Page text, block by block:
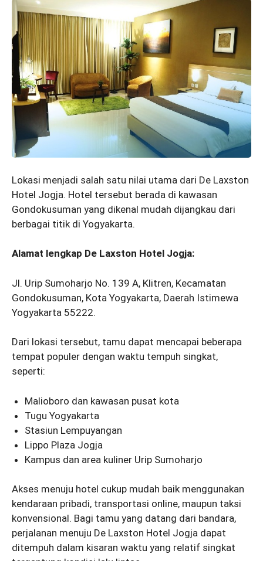
Lokasi menjadi salah satu nilai utama dari De Laxston
Hotel Jogja. Hotel tersebut berada di kawasan
Gondokusuman yang dikenal mudah dijangkau dari
berbagai titik di Yogyakarta.
Alamat lengkap De Laxston Hotel Jogja:
Jl. Urip Sumoharjo No. 139 A, Klitren, Kecamatan
Gondokusuman, Kota Yogyakarta, Daerah Istimewa
Yogyakarta 55222.
Dari lokasi tersebut, tamu dapat mencapai beberapa
tempat populer dengan waktu tempuh singkat,
seperti:
Malioboro dan kawasan pusat kota
Tugu Yogyakarta
Stasiun Lempuyangan
Lippo Plaza Jogja
Kampus dan area kuliner Urip Sumoharjo
Akses menuju hotel cukup mudah baik menggunakan
kendaraan pribadi, transportasi online, maupun taksi
konvensional. Bagi tamu yang datang dari bandara,
perjalanan menuju De Laxston Hotel Jogja dapat
ditempuh dalam kisaran waktu yang relatif singkat